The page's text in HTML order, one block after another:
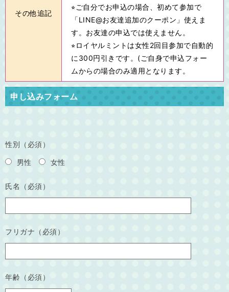
その他追記
⭐︎ご自分でお申込の場合、初めて参加で
「LINE@お友達追加のクーポン」使えま
す。お友達の申込では使えません。
⭐︎ロイヤルミントは女性2回目参加で自動的
に300円引きです。(ご自身で申込フォー
ムからの場合のみ適用となります。
申し込みフォーム
性別（必須）
男性 女性
氏名（必須）
フリガナ（必須）
年齢（必須）